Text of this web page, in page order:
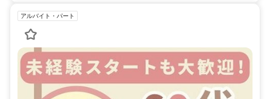
アルバイト・パート